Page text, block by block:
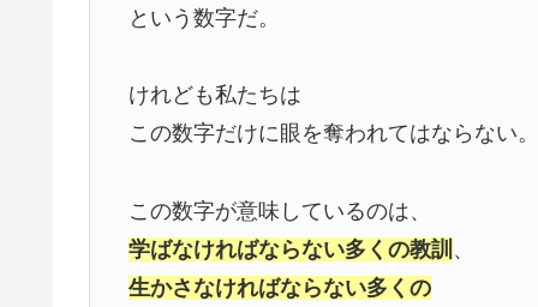
という数字だ。
けれども私たちは
この数字だけに眼を奪われてはならない
この数字が意味しているのは、
学ばなければならない多くの教訓 、
生かさなければならない多くの